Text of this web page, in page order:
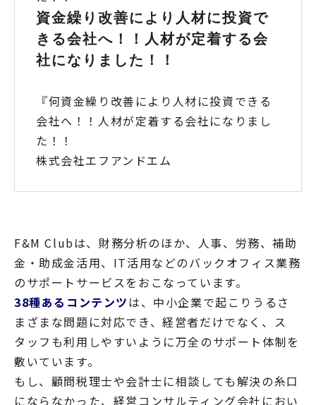
資金繰り改善により人材に投資で
きる会社へ！！人材が定着する会
社になりました！！
『何資金繰り改善により人材に投資できる
会社へ！！人材が定着する会社になりまし
た！！
株式会社エフアンドエム
F&M Clubは、財務分析のほか、人事、労務、補助
金・助成金活用、IT活用などのバックオフィス業務
のサポートサービスをおこなっています。
38種あるコンテンツは、中小企業で起こりうるさ
まざまな問題に対応でき、経営者だけでなく、ス
タッフも利用しやすいように万全のサポート体制を
敷いています。
もし、顧問税理士や会計士に相談しても解決の糸口
にならなかった、経営コンサルティング会社におい